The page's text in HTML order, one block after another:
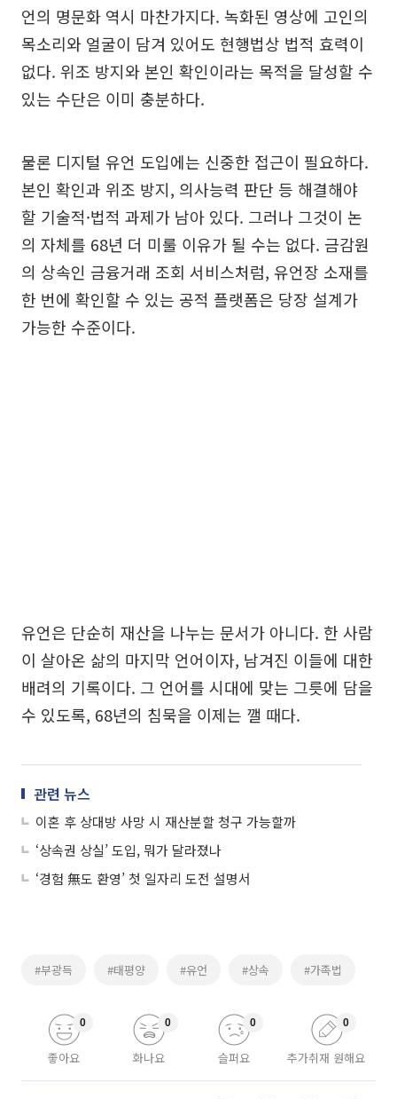
언의 명문화 역시 마찬가지다. 녹화된 영상에 고인의
목소리와 얼굴이 담겨 있어도 현행법상 법적 효력이
없다. 위조 방지와 본인 확인이라는 목적을 달성할 수
있는 수단은 이미 충분하다.
물론 디지털 유언 도입에는 신중한 접근이 필요하다.
본인 확인과 위조 방지, 의사능력 판단 등 해결해야
할 기술적·법적 과제가 남아 있다. 그러나 그것이 논
의 자체를 68년 더 미룰 이유가 될 수는 없다. 금감원
의 상속인 금융거래 조회 서비스처럼, 유언장 소재를
한 번에 확인할 수 있는 공적 플랫폼은 당장 설계가
가능한 수준이다.
유언은 단순히 재산을 나누는 문서가 아니다. 한 사람
이 살아온 삶의 마지막 언어이자, 남겨진 이들에 대한
배려의 기록이다. 그 언어를 시대에 맞는 그릇에 담을
수 있도록, 68년의 침묵을 이제는 깰 때다.
관련 뉴스
이혼 후 상대방 사망 시 재산분할 청구 가능할까
‘상속권 상실’ 도입, 뭐가 달라졌나
‘경험 無도 환영’ 첫 일자리 도전 설명서
#부광득 #태평양 #유언 #상속 #가족법
좋아요
0
화나요
0
슬퍼요
0
추가취재 원해요
0